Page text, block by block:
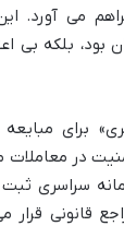
می آورد.
بود، بلکه بی
برای
در معاملات
سراسری
قانونی قرار